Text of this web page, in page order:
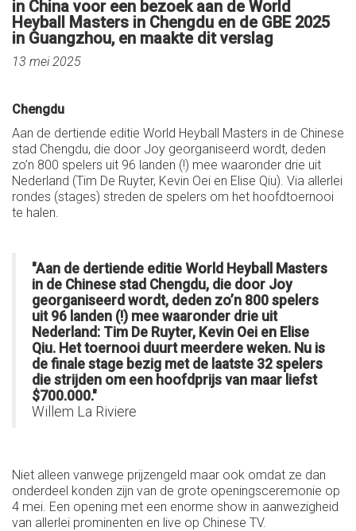
in China voor een bezoek aan de World
Heyball Masters in Chengdu en de GBE 2025
in Guangzhou, en maakte dit verslag
13 mei 2025
Chengdu
Aan de dertiende editie World Heyball Masters in de Chinese
stad Chengdu, die door Joy georganiseerd wordt, deden
zo’n 800 spelers uit 96 landen (!) mee waaronder drie uit
Nederland (Tim De Ruyter, Kevin Oei en Elise Qiu). Via allerlei
rondes (stages) streden de spelers om het hoofdtoernooi
te halen.
"Aan de dertiende editie World Heyball Masters
in de Chinese stad Chengdu, die door Joy
georganiseerd wordt, deden zo’n 800 spelers
uit 96 landen (!) mee waaronder drie uit
Nederland: Tim De Ruyter, Kevin Oei en Elise
Qiu. Het toernooi duurt meerdere weken. Nu is
de finale stage bezig met de laatste 32 spelers
die strijden om een hoofdprijs van maar liefst
$700.000."
Willem La Riviere
Niet alleen vanwege prijzengeld maar ook omdat ze dan
onderdeel konden zijn van de grote openingsceremonie op
4 mei. Een opening met een enorme show in aanwezigheid
van allerlei prominenten en live op Chinese TV.